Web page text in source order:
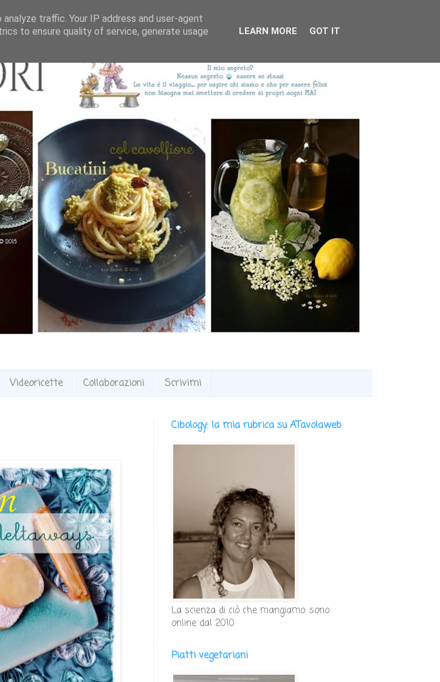
Videoricette Collaborazioni Scrivimi
Cibology: la mia rubrica su ATavolaweb
La scienza di ciò che mangiamo: sono
online dal 2010
Piatti vegetariani
traffic. Your IP address and user-agent
to ensure quality of service, generate usage
LEARN MORE GOT IT